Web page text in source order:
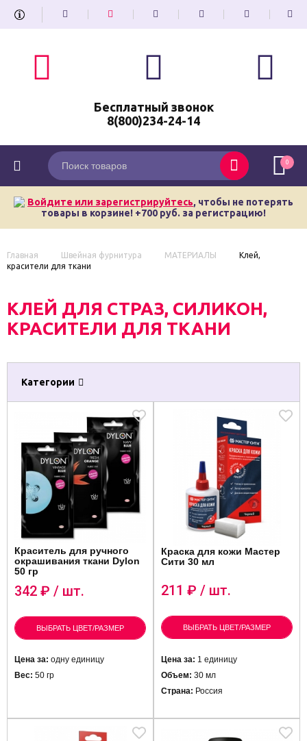
Бесплатный звонок
8(800)234-24-14
0
Войдите или зарегистрируйтесь, чтобы не потерять
товары в корзине! +700 руб. за регистрацию!
Главная Швейная фурнитура МАТЕРИАЛЫ
Клей,
красители для ткани
КЛЕЙ ДЛЯ СТРАЗ, СИЛИКОН,
КРАСИТЕЛИ ДЛЯ ТКАНИ
Категории
Краситель для ручного
окрашивания ткани Dylon
50 гр
342 ₽ / шт.
ВЫБРАТЬ ЦВЕТ/РАЗМЕР
Цена за: одну единицу
Вес: 50 гр
Краска для кожи Мастер
Сити 30 мл
211 ₽ / шт.
ВЫБРАТЬ ЦВЕТ/РАЗМЕР
Цена за: 1 единицу
Объем: 30 мл
Страна: Россия